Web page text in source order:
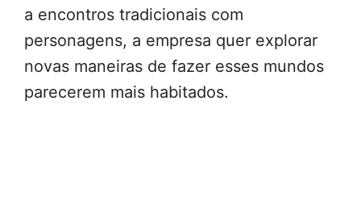
a encontros tradicionais com
personagens, a empresa quer explorar
novas maneiras de fazer esses mundos
parecerem mais habitados.